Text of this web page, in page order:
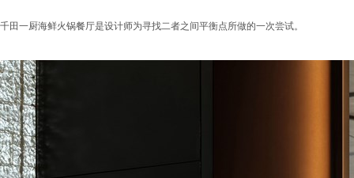
千田一厨海鲜火锅餐厅是设计师为寻找二者之间平衡点所做的一次尝试。